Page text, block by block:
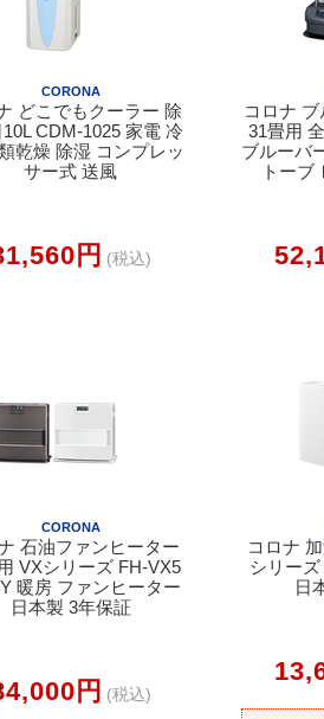
CORONA
どこでもクーラー 除
CDM-1025 家電 冷
乾燥 除湿 コンプレッ
サー式 送風
円 (税込)
コロナ
31畳用
ブルーバ
トーブ
CORONA
石油ファンヒーター
VXシリーズ FH-VX5
暖房 ファンヒーター
日本製 3年保証
円 (税込)
コロナ
シリー
日